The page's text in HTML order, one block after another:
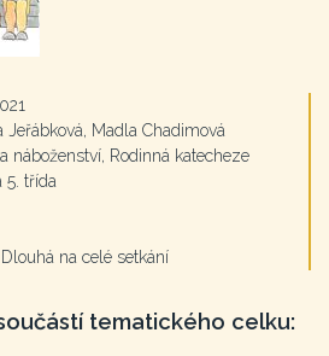
Jeřábková, Madla Chadimová
náboženství, Rodinná katecheze
5. třída
Dlouhá na celé setkání
tematického celku: